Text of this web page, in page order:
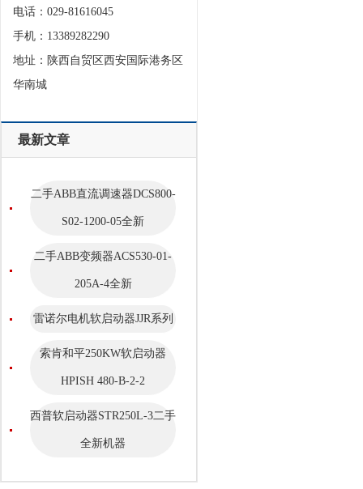
电话：029-81616045
手机：13389282290
地址：陕西自贸区西安国际港务区
华南城
最新文章
二手ABB直流调速器DCS800-
S02-1200-05全新
二手ABB变频器ACS530-01-
205A-4全新
雷诺尔电机软启动器JJR系列
索肯和平250KW软启动器
HPISH 480-B-2-2
西普软启动器STR250L-3二手
全新机器